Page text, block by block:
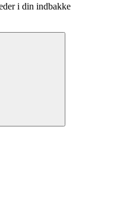
i din indbakke